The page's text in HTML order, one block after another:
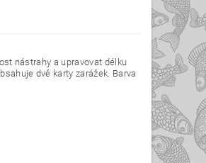
nástrahy a upravovat délku
dvě karty zarážek. Barva